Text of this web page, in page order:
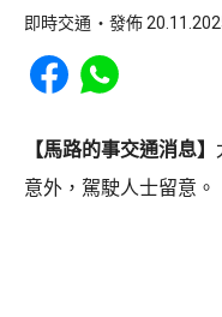
即時交通 發佈
Share to Facebook
Share to WhatsApp
【馬路的事交通消息】
意外，駕駛人士留意。